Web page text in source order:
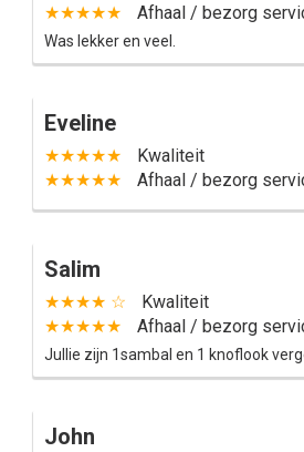
★★★★★
Afhaal / bezorg
Was lekker en veel.
Eveline
★★★★★
Kwaliteit
★★★★★
Afhaal / bezorg
Salim
★★★★ ☆
Kwaliteit
★★★★★
Afhaal / bezorg
Jullie zijn 1sambal en 1 knoflook
John